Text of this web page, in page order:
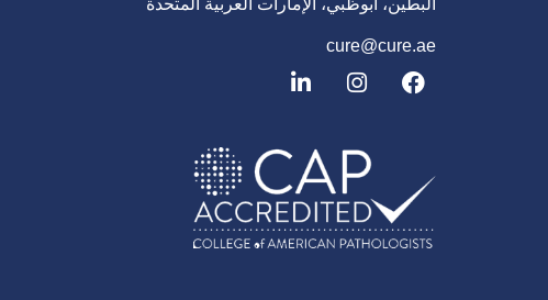
البطين، أبوظبي، الإمارات العربية المتحدة
cure@cure.ae
ف
ي
ا
ن
غ
ر
ا
م
ل
ي
د
إ
ن